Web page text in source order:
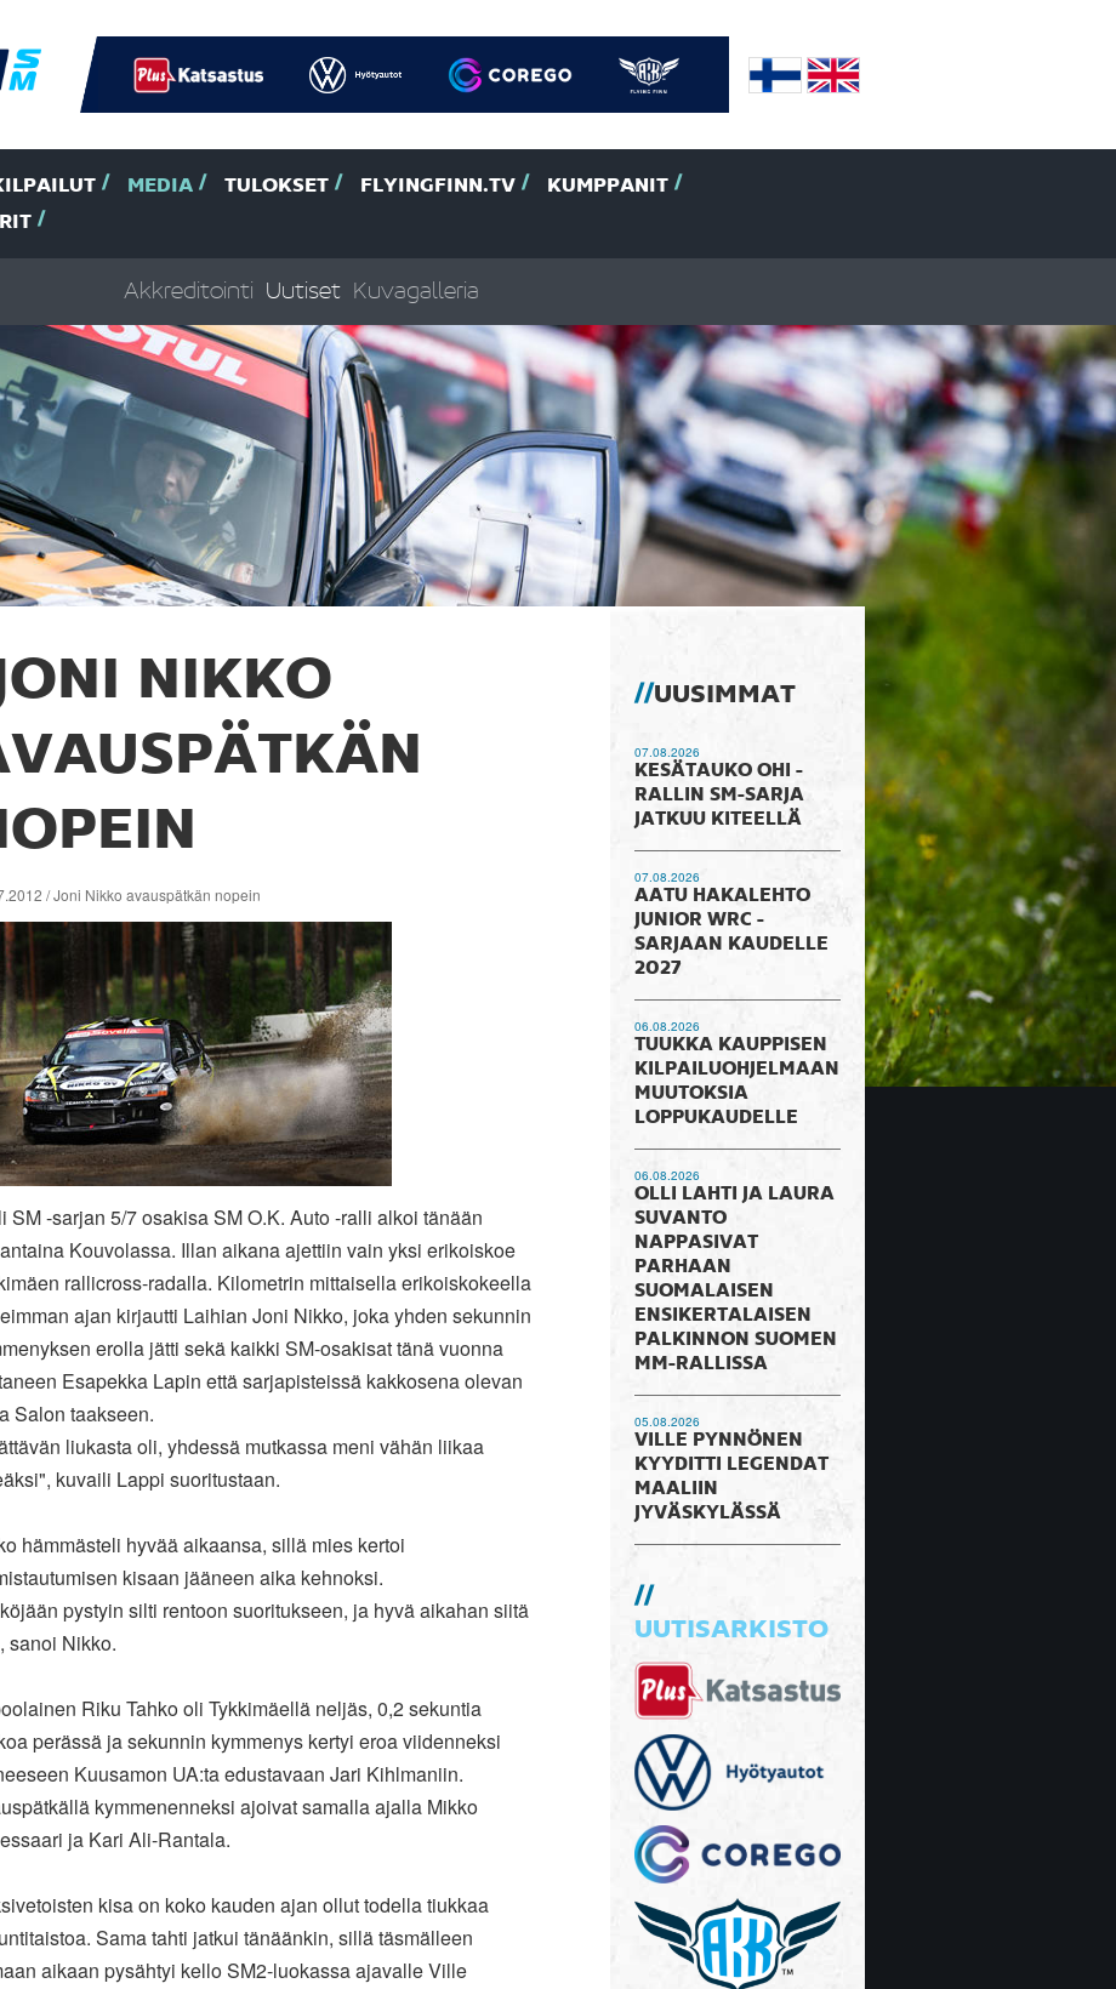
MEDIA TULOKSET FLYINGFINN.TV
KUMPPANIT
Akkreditointi Uutiset Kuvagalleria
NIKKO
/ Joni Nikko avauspätkän nopein
SM -sarjan 5/7 osakisa SM O.K. Auto -ralli alkoi tänään
Kouvolassa. Illan aikana ajettiin vain yksi erikoiskoe
rallicross-radalla. Kilometrin mittaisella erikoiskokeella
ajan kirjautti Laihian Joni Nikko, joka yhden sekunnin
erolla jätti sekä kaikki SM-osakisat tänä vuonna
Esapekka Lapin että sarjapisteissä kakkosena olevan
Salon taakseen.
liukasta oli, yhdessä mutkassa meni vähän liikaa
kuvaili Lappi suoritustaan.
hämmästeli hyvää aikaansa, sillä mies kertoi
kisaan jääneen aika kehnoksi.
pystyin silti rentoon suoritukseen, ja hyvä aikahan siitä
sanoi Nikko.
Riku Tahko oli Tykkimäellä neljäs, 0,2 sekuntia
perässä ja sekunnin kymmenys kertyi eroa viidenneksi
Kuusamon UA:ta edustavaan Jari Kihlmaniin.
kymmenenneksi ajoivat samalla ajalla Mikko
ja Kari Ali-Rantala.
kisa on koko kauden ajan ollut todella tiukkaa
Sama tahti jatkui tänäänkin, sillä täsmälleen
aikaan pysähtyi kello SM2-luokassa ajavalle Ville
UUSIMMAT
07.08.2026
KESÄTAUKO OHI -
RALLIN SM-SARJA
JATKUU KITEELLÄ
07.08.2026
AATU HAKALEHTO
JUNIOR WRC -
SARJAAN KAUDELLE
2027
06.08.2026
TUUKKA KAUPPISEN
KILPAILUOHJELMAAN
MUUTOKSIA
LOPPUKAUDELLE
06.08.2026
OLLI LAHTI JA LAURA
SUVANTO
NAPPASIVAT
PARHAAN
SUOMALAISEN
ENSIKERTALAISEN
PALKINNON SUOMEN
MM-RALLISSA
05.08.2026
VILLE PYNNÖNEN
KYYDITTI LEGENDAT
MAALIIN
JYVÄSKYLÄSSÄ
UUTISARKISTO